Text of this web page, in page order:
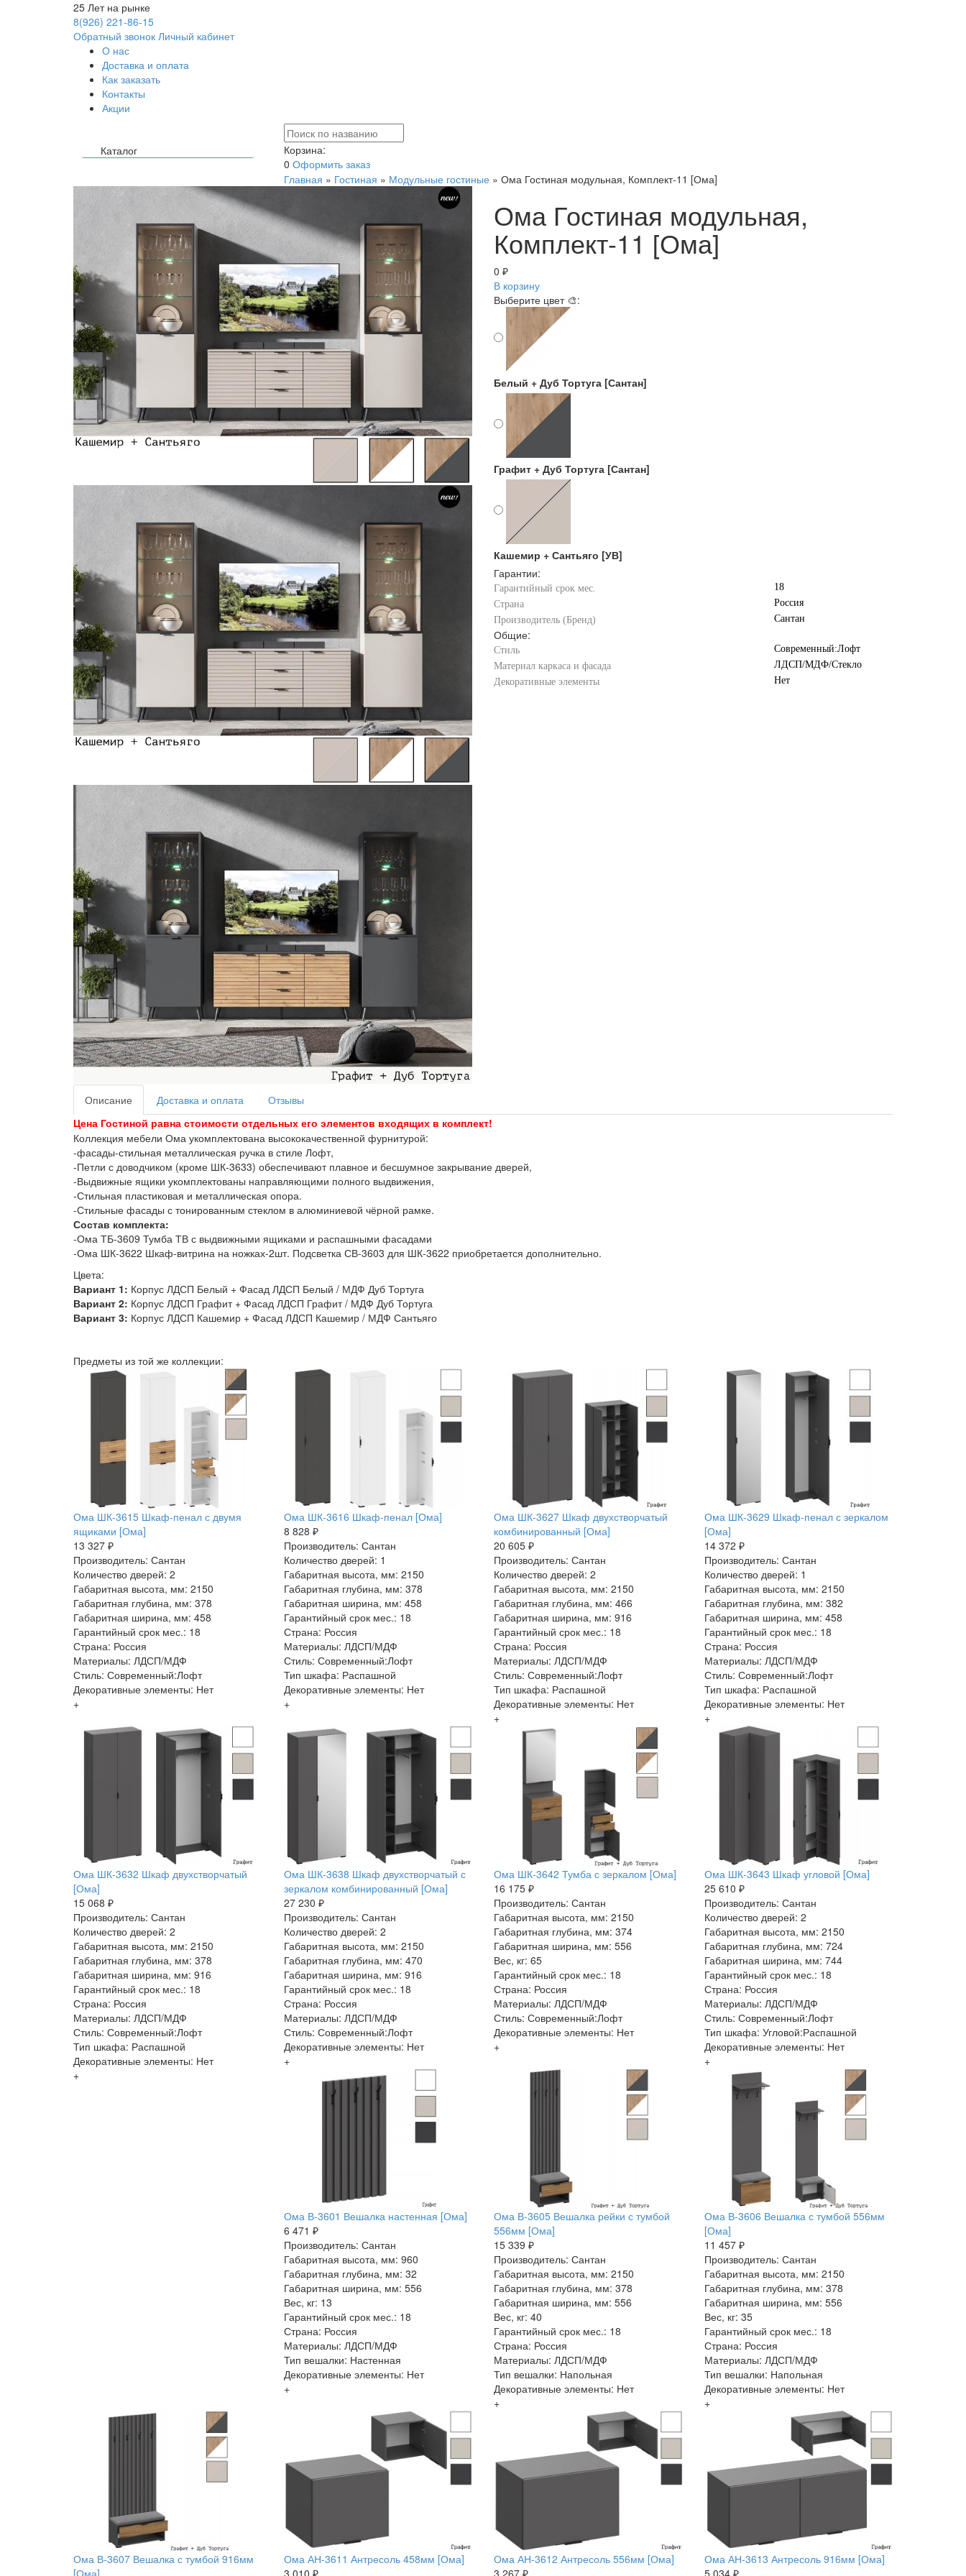
25 Лет на рынке
8(926) 221-86-15
Обратный звонок Личный кабинет
О нас
Доставка и оплата
Как заказать
Контакты
Акции
Каталог
Корзина:
0 Оформить заказ
Главная » Гостиная » Модульные гостиные » Ома Гостиная модульная, Комплект-11 [Ома]
Ома Гостиная модульная,
Комплект-11 [Ома]
0 ₽
В корзину
Выберите цвет 🎨:
Белый + Дуб Тортуга [Сантан]
Графит + Дуб Тортуга [Сантан]
Кашемир + Сантьяго [УВ]
Гарантии:
Гарантийный срок мес.
18
Страна
Россия
Производитель (Бренд)
Сантан
Общие:
Стиль
Современный:Лофт
Материал каркаса и фасада
ЛДСП/МДФ/Стекло
Декоративные элементы
Нет
Описание Доставка и оплата
Отзывы
Цена Гостиной равна стоимости отдельных его элементов входящих в комплект!
Коллекция мебели Ома укомплектована высококачественной фурнитурой:
-фасады-стильная металлическая ручка в стиле Лофт,
-Петли с доводчиком (кроме ШК-3633) обеспечивают плавное и бесшумное закрывание дверей,
-Выдвижные ящики укомплектованы направляющими полного выдвижения,
-Стильная пластиковая и металлическая опора.
-Стильные фасады с тонированным стеклом в алюминиевой чёрной рамке.
Состав комплекта:
-Ома ТБ-3609 Тумба ТВ с выдвижными ящиками и распашными фасадами
-Ома ШК-3622 Шкаф-витрина на ножках-2шт. Подсветка СВ-3603 для ШК-3622 приобретается дополнительно.
Цвета:
Вариант 1: Корпус ЛДСП Белый + Фасад ЛДСП Белый / МДФ Дуб Тортуга
Вариант 2: Корпус ЛДСП Графит + Фасад ЛДСП Графит / МДФ Дуб Тортуга
Вариант 3: Корпус ЛДСП Кашемир + Фасад ЛДСП Кашемир / МДФ Сантьяго
Предметы из той же коллекции:
Ома ШК-3615 Шкаф-пенал с двумя
ящиками [Ома]
13 327 ₽
Производитель: Сантан
Количество дверей: 2
Габаритная высота, мм: 2150
Габаритная глубина, мм: 378
Габаритная ширина, мм: 458
Гарантийный срок мес.: 18
Страна: Россия
Материалы: ЛДСП/МДФ
Стиль: Современный:Лофт
Декоративные элементы: Нет
+
Ома ШК-3616 Шкаф-пенал [Ома]
8 828 ₽
Производитель: Сантан
Количество дверей: 1
Габаритная высота, мм: 2150
Габаритная глубина, мм: 378
Габаритная ширина, мм: 458
Гарантийный срок мес.: 18
Страна: Россия
Материалы: ЛДСП/МДФ
Стиль: Современный:Лофт
Тип шкафа: Распашной
Декоративные элементы: Нет
+
Ома ШК-3627 Шкаф двухстворчатый
комбинированный [Ома]
20 605 ₽
Производитель: Сантан
Количество дверей: 2
Габаритная высота, мм: 2150
Габаритная глубина, мм: 466
Габаритная ширина, мм: 916
Гарантийный срок мес.: 18
Страна: Россия
Материалы: ЛДСП/МДФ
Стиль: Современный:Лофт
Тип шкафа: Распашной
Декоративные элементы: Нет
+
Ома ШК-3629 Шкаф-пенал с зеркалом
[Ома]
14 372 ₽
Производитель: Сантан
Количество дверей: 1
Габаритная высота, мм: 2150
Габаритная глубина, мм: 382
Габаритная ширина, мм: 458
Гарантийный срок мес.: 18
Страна: Россия
Материалы: ЛДСП/МДФ
Стиль: Современный:Лофт
Тип шкафа: Распашной
Декоративные элементы: Нет
+
Ома ШК-3632 Шкаф двухстворчатый
[Ома]
15 068 ₽
Производитель: Сантан
Количество дверей: 2
Габаритная высота, мм: 2150
Габаритная глубина, мм: 378
Габаритная ширина, мм: 916
Гарантийный срок мес.: 18
Страна: Россия
Материалы: ЛДСП/МДФ
Стиль: Современный:Лофт
Тип шкафа: Распашной
Декоративные элементы: Нет
+
Ома ШК-3638 Шкаф двухстворчатый с
зеркалом комбинированный [Ома]
27 230 ₽
Производитель: Сантан
Количество дверей: 2
Габаритная высота, мм: 2150
Габаритная глубина, мм: 470
Габаритная ширина, мм: 916
Гарантийный срок мес.: 18
Страна: Россия
Материалы: ЛДСП/МДФ
Стиль: Современный:Лофт
Декоративные элементы: Нет
+
Ома ШК-3642 Тумба с зеркалом [Ома]
16 175 ₽
Производитель: Сантан
Габаритная высота, мм: 2150
Габаритная глубина, мм: 374
Габаритная ширина, мм: 556
Вес, кг: 65
Гарантийный срок мес.: 18
Страна: Россия
Материалы: ЛДСП/МДФ
Стиль: Современный:Лофт
Декоративные элементы: Нет
+
Ома ШК-3643 Шкаф угловой [Ома]
25 610 ₽
Производитель: Сантан
Количество дверей: 2
Габаритная высота, мм: 2150
Габаритная глубина, мм: 724
Габаритная ширина, мм: 744
Гарантийный срок мес.: 18
Страна: Россия
Материалы: ЛДСП/МДФ
Стиль: Современный:Лофт
Тип шкафа: Угловой:Распашной
Декоративные элементы: Нет
+
Ома В-3601 Вешалка настенная [Ома]
6 471 ₽
Производитель: Сантан
Габаритная высота, мм: 960
Габаритная глубина, мм: 32
Габаритная ширина, мм: 556
Вес, кг: 13
Гарантийный срок мес.: 18
Страна: Россия
Материалы: ЛДСП/МДФ
Тип вешалки: Настенная
Декоративные элементы: Нет
+
Ома В-3605 Вешалка рейки с тумбой
556мм [Ома]
15 339 ₽
Производитель: Сантан
Габаритная высота, мм: 2150
Габаритная глубина, мм: 378
Габаритная ширина, мм: 556
Вес, кг: 40
Гарантийный срок мес.: 18
Страна: Россия
Материалы: ЛДСП/МДФ
Тип вешалки: Напольная
Декоративные элементы: Нет
+
Ома В-3606 Вешалка с тумбой 556мм
[Ома]
11 457 ₽
Производитель: Сантан
Габаритная высота, мм: 2150
Габаритная глубина, мм: 378
Габаритная ширина, мм: 556
Вес, кг: 35
Гарантийный срок мес.: 18
Страна: Россия
Материалы: ЛДСП/МДФ
Тип вешалки: Напольная
Декоративные элементы: Нет
+
Ома В-3607 Вешалка с тумбой 916мм
Ома АН-3611 Антресоль 458мм [Ома]
Ома АН-3612 Антресоль 556мм [Ома]
Ома АН-3613 Антресоль 916мм [Ома]